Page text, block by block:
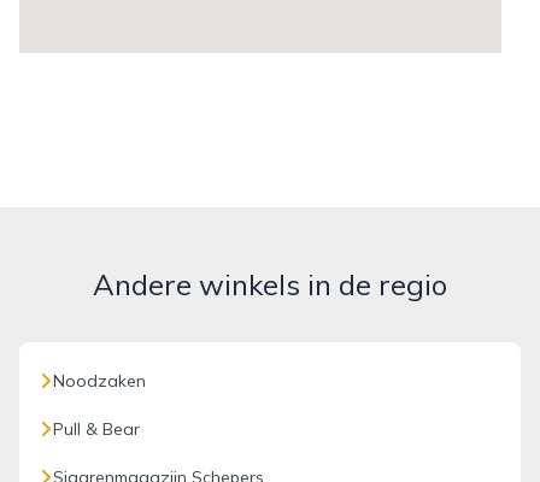
Andere winkels in de regio
Noodzaken
Pull & Bear
Sigarenmagazijn Schepers